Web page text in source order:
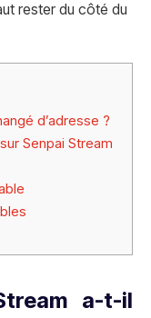
rester du côté du
d’adresse ?
Senpai Stream
a-t-il